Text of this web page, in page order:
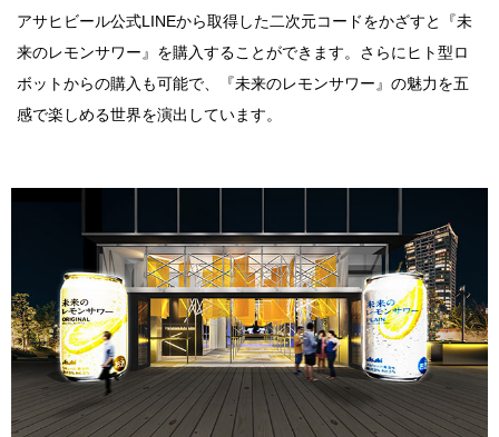
アサヒビール公式LINEから取得した二次元コードをかざすと『未
来のレモンサワー』を購入することができます。さらにヒト型ロ
ボットからの購入も可能で、『未来のレモンサワー』の魅力を五
感で楽しめる世界を演出しています。